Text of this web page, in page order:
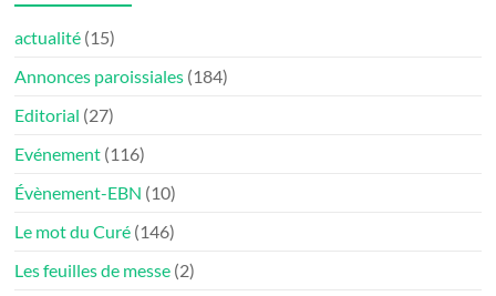
actualité (15)
Annonces paroissiales (184)
Editorial (27)
Evénement (116)
Évènement-EBN (10)
Le mot du Curé (146)
Les feuilles de messe (2)